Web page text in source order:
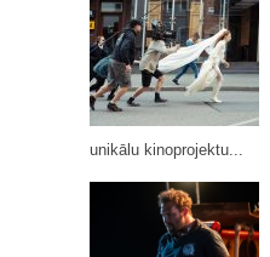
unikālu kinoprojektu...